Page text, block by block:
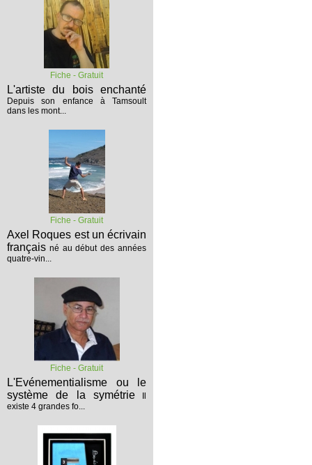
Fiche - Gratuit
L'artiste du bois enchanté
Depuis son enfance à Tamsoult
dans les mont...
Fiche - Gratuit
Axel Roques est un écrivain
français né au début des années
quatre-vin...
Fiche - Gratuit
L'Evénementialisme ou le
système de la symétrie
existe 4 grandes fo...